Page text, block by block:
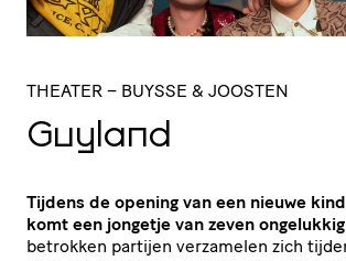
THEATER – BUYSSE & JOOSTEN
Guyland
Tijdens de opening van een nieuwe
komt een jongetje van zeven
betrokken partijen verzamelen zich